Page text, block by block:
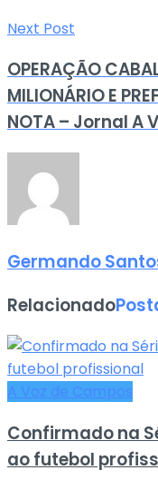
Next Post
OPERAÇÃO
MILIONÁRIO E
NOTA – Jornal A
Germando
Relacionado
A Voz de Campos
Confirmado na
ao futebol